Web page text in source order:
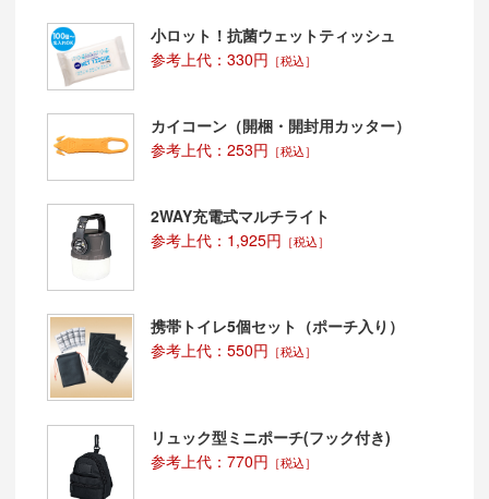
小ロット！抗菌ウェットティッシュ
参考上代：330円 ［税込］
カイコーン（開梱・開封用カッター）
参考上代：253円 ［税込］
2WAY充電式マルチライト
参考上代：1,925円 ［税込］
携帯トイレ5個セット（ポーチ入り）
参考上代：550円 ［税込］
リュック型ミニポーチ(フック付き)
参考上代：770円 ［税込］